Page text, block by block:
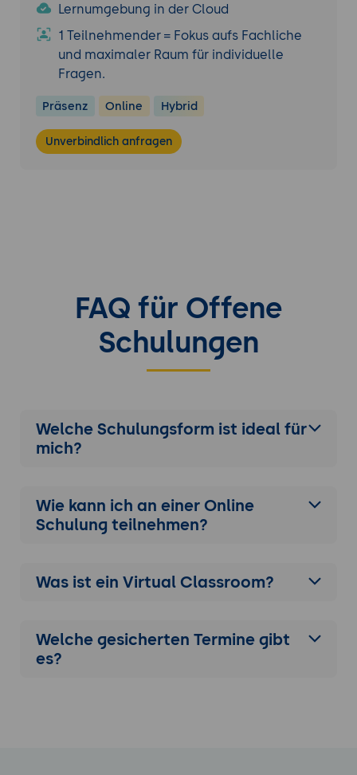
Lernumgebung in der Cloud
1 Teilnehmender = Fokus aufs Fachliche
und maximaler Raum für individuelle
Fragen.
Präsenz Online Hybrid
Unverbindlich anfragen
FAQ für Offene
Schulungen
Welche Schulungsform ist ideal für
mich?
Wie kann ich an einer Online
Schulung teilnehmen?
Was ist ein Virtual Classroom?
Welche gesicherten Termine gibt
es?